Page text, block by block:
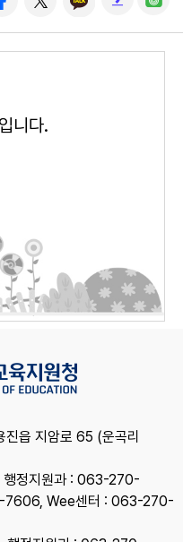
입니다.
읍 지암로 65 (운곡리
정지원과 : 063-270-
7606, Wee센터 : 063-270-